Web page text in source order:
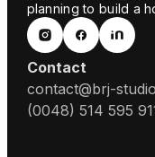
planning to build a
Contact
contact@brj-
(0048) 514 595